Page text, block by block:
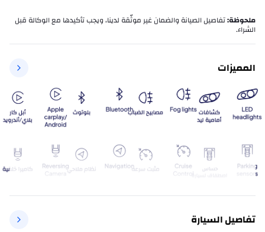
ملحوظة:تفاصيل الصيانة والضمان غير موثّقة لدينا، ويجب تأكيدها مع الوكالة قبل
الشراء.
المميزات
تفاصيل السيارة